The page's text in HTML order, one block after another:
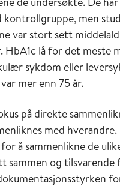
men
var stort sett
lå for det meste
sykdom eller
mer enn 75 år.
på direkte
med
å sammenlikne de
sammen og